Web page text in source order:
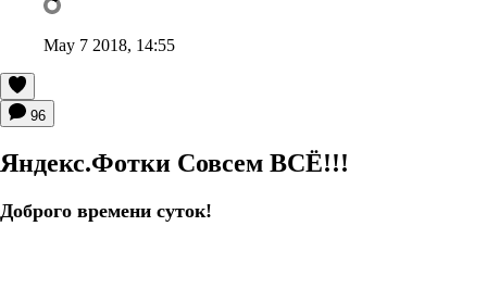
May 7 2018, 14:55
96
Яндекс.Фотки Совсем ВСЁ!!!
Доброго времени суток!